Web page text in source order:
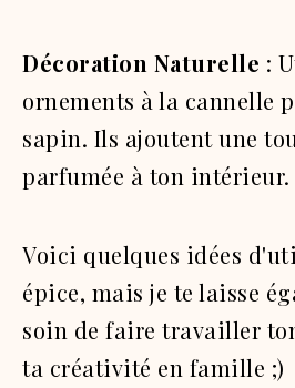
Décoration Naturelle :
ornements à la cannelle
sapin. Ils ajoutent une
parfumée à ton intérieur.
Voici quelques idées
épice, mais je te laisse
soin de faire travailler
ta créativité en famille ;)